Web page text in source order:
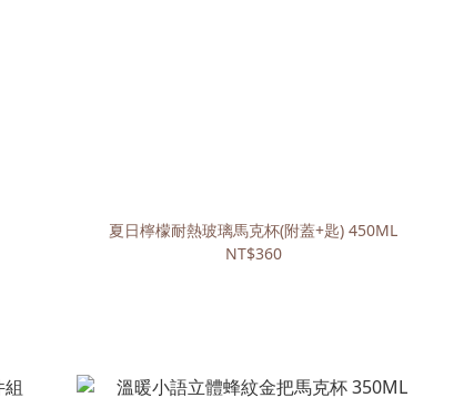
夏日檸檬耐熱玻璃馬克杯(附蓋+匙) 450ML
NT$360